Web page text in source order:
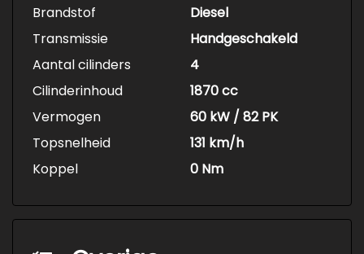
Brandstof
Diesel
Transmissie
Handgeschakeld
Aantal cilinders
4
Cilinderinhoud
1870 cc
Vermogen
60 kW / 82 PK
Topsnelheid
131 km/h
Koppel
0 Nm